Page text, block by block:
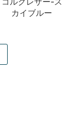
カイブルー